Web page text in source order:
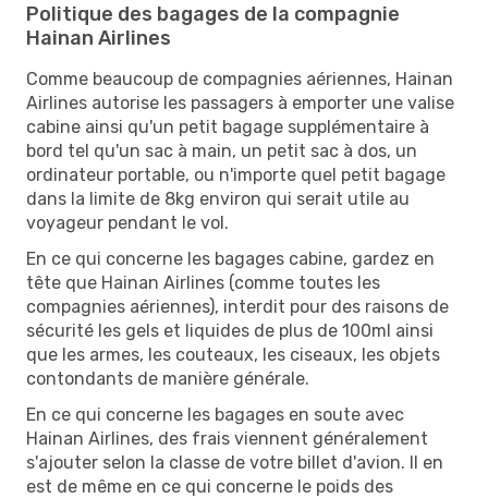
Politique des bagages de la compagnie
Hainan Airlines
Comme beaucoup de compagnies aériennes, Hainan
Airlines autorise les passagers à emporter une valise
cabine ainsi qu'un petit bagage supplémentaire à
bord tel qu'un sac à main, un petit sac à dos, un
ordinateur portable, ou n'importe quel petit bagage
dans la limite de 8kg environ qui serait utile au
voyageur pendant le vol.
En ce qui concerne les bagages cabine, gardez en
tête que Hainan Airlines (comme toutes les
compagnies aériennes), interdit pour des raisons de
sécurité les gels et liquides de plus de 100ml ainsi
que les armes, les couteaux, les ciseaux, les objets
contondants de manière générale.
En ce qui concerne les bagages en soute avec
Hainan Airlines, des frais viennent généralement
s'ajouter selon la classe de votre billet d'avion. Il en
est de même en ce qui concerne le poids des